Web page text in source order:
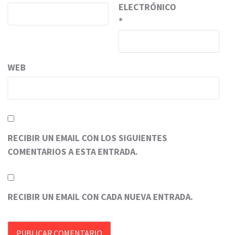
ELECTRÓNICO
*
WEB
RECIBIR UN EMAIL CON LOS SIGUIENTES
COMENTARIOS A ESTA ENTRADA.
RECIBIR UN EMAIL CON CADA NUEVA ENTRADA.